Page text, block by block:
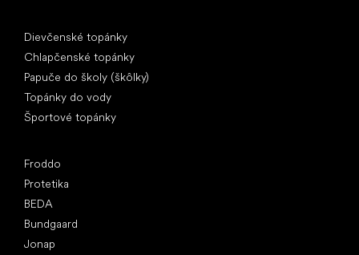
Dievčenské topánky
Chlapčenské topánky
Papuče do školy (škôlky)
Topánky do vody
Športové topánky
Froddo
Protetika
BEDA
Bundgaard
Jonap